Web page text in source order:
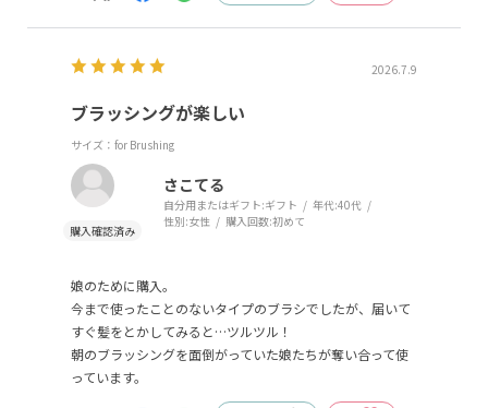
千円台のブラシを使っていた身としてはちょっといいブラ
シを買って当たりで良かったなと思ってます。
2026.7.9
ブラッシングが楽しい
サイズ：for Brushing
さこてる
自分用またはギフト:ギフト 年代:40代
性別:女性 購入回数:初めて
娘のために購入。
今まで使ったことのないタイプのブラシでしたが、届いて
すぐ髪をとかしてみると…ツルツル！
朝のブラッシングを面倒がっていた娘たちが奪い合って使
っています。